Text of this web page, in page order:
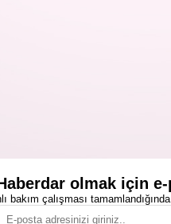
olmak için e-
bakım çalışması